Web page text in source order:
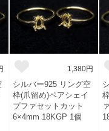
1,380円
シルバー925 リング空
枠(爪留め)ペアシェイ
プファセットカット
6×4mm 18KGP 1個